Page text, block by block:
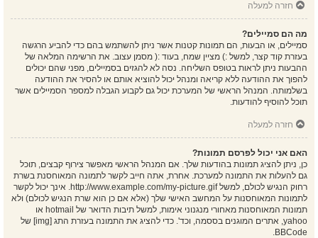
חזרה למעלה
מה הם סמיילים?
סמיילים, או הבעות, הם תמונות קטנות אשר ניתן להשתמש בהם כדי להביע הרגשה
בעזרת קוד קצר, למשל :) מציין שמח, בעוד :( מסמן עצוב. את הרשימה המלאה של
ההבעות ניתן לראות בטופס השליחה. נסה לא להגזים בסמיילים, מפני שהם יכולים
להפוך את ההודעה ללא קריאה ומנהל יכול להוציא אותם או להסיר את ההודעה
בשלמותה. המנהל הראשי של המערכת יכול גם לקבוע הגבלה למספר הסמיילים אשר
תוכל להוסיף להודעות.
חזרה למעלה
האם אני יכול לפרסם תמונות?
כן, ניתן להציג תמונות בהודעות שלך. אם המנהל הראשי מאפשר צירוף קבצים, תוכל
גם להעלות את התמונה למערכת. אחרת, אתה חייב לקשר לתמונה המאוחסנת בשרת
רחוק הנגיש לכולם, למשל http://www.example.com/my-picture.gif. אינך יכול לקשר
לתמונות המאוחסנות על המחשב האישי שלך (אלא אם כן הוא שרת הנגיש לכולם) ולא
תמונות המאוחסנות מאחורי מנגנוני אימות, למשל תיבות הדואר של hotmail או
yahoo, אתרים המוגנים בססמה, וכד'. כדי להציג את התמונה בעזרת התג [img] של
BBCode.